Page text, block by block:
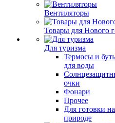
Вентиляторы
Товары для Нового
Для туризма
Термосы и
для воды
очки
Фонари
Прочее
Для готовки на
природе